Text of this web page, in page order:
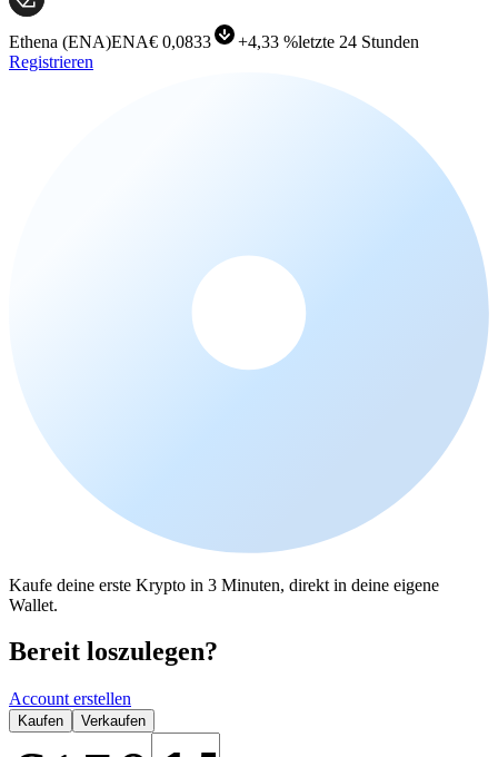
Ethena (ENA)ENA€ 0,0833 +4,33 %letzte 24 Stunden
Registrieren
Kaufe deine erste Krypto in 3 Minuten, direkt in deine eigene
Wallet.
Bereit loszulegen?
Account erstellen
Kaufen Verkaufen